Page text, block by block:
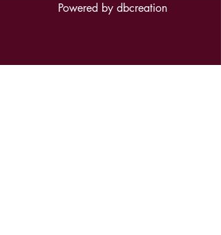
Powered by dbcreation